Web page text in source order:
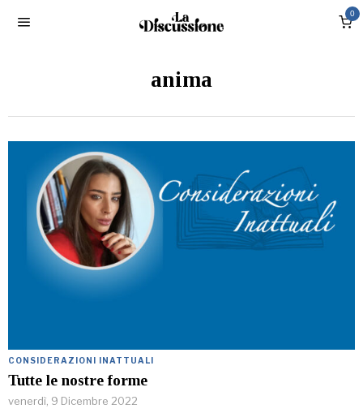
0
anima
CONSIDERAZIONI INATTUALI
Tutte le nostre forme
venerdì, 9 Dicembre 2022